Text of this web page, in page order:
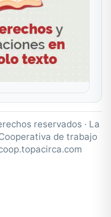
reservados · La
de trabajo